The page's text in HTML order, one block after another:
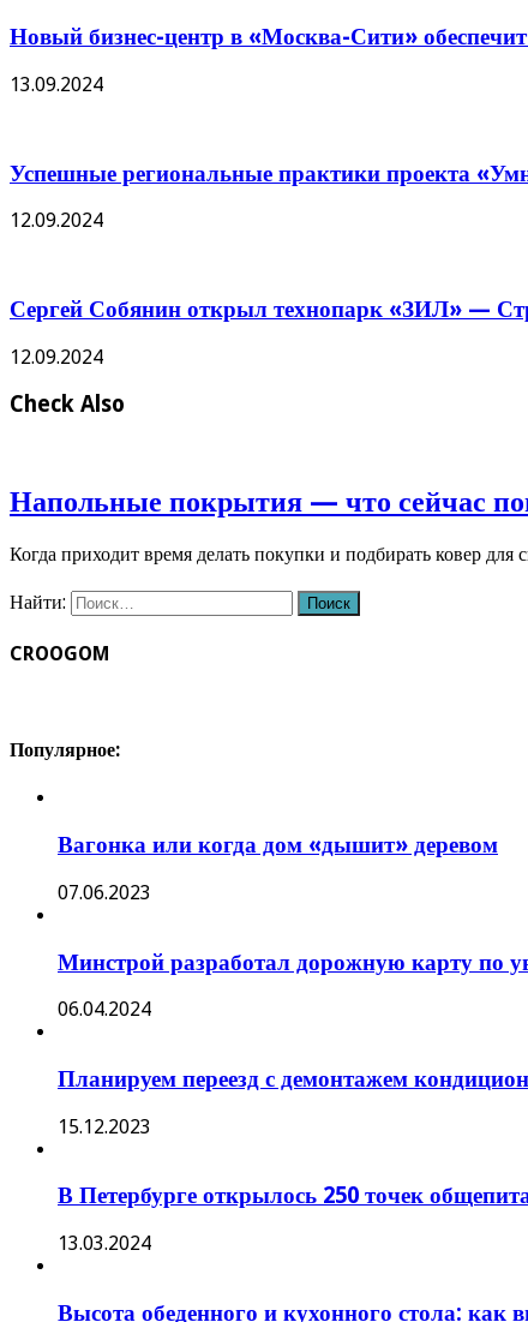
Новый бизнес-центр в «Москва-Сити»
13.09.2024
Успешные региональные практики проекта
12.09.2024
Сергей Собянин открыл технопарк «ЗИЛ» —
12.09.2024
Check Also
Напольные покрытия — что сейчас
Когда приходит время делать покупки и подбирать ковер
Найти:
CROOGOM
Популярное:
Вагонка или когда дом «дышит» деревом
07.06.2023
Минстрой разработал дорожную карту по
06.04.2024
Планируем переезд с демонтажем
15.12.2023
В Петербурге открылось 250 точек
13.03.2024
Высота обеденного и кухонного стола: